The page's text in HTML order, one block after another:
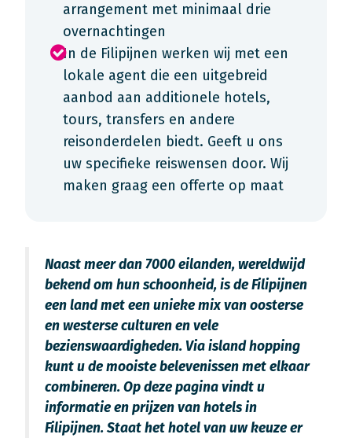
arrangement met minimaal drie
overnachtingen
In de Filipijnen werken wij met een
lokale agent die een uitgebreid
aanbod aan additionele hotels,
tours, transfers en andere
reisonderdelen biedt. Geeft u ons
uw specifieke reiswensen door. Wij
maken graag een offerte op maat
Naast meer dan 7000 eilanden, wereldwijd
bekend om hun schoonheid, is de Filipijnen
een land met een unieke mix van oosterse
en westerse culturen en vele
bezienswaardigheden. Via island hopping
kunt u de mooiste belevenissen met elkaar
combineren. Op deze pagina vindt u
informatie en prijzen van hotels in
Filipijnen. Staat het hotel van uw keuze er